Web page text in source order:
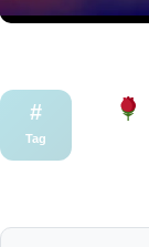
#
Tag